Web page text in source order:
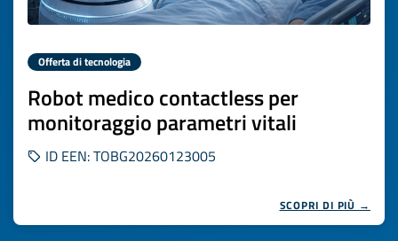
Offerta di tecnologia
Robot medico contactless per
monitoraggio parametri vitali
ID EEN: TOBG20260123005
SCOPRI DI PIÙ →